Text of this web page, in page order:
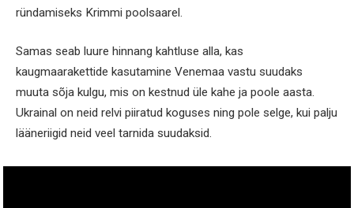
ründamiseks Krimmi poolsaarel.
Samas seab luure hinnang kahtluse alla, kas
kaugmaarakettide kasutamine Venemaa vastu suudaks
muuta sõja kulgu, mis on kestnud üle kahe ja poole aasta.
Ukrainal on neid relvi piiratud koguses ning pole selge, kui palju
lääneriigid neid veel tarnida suudaksid.